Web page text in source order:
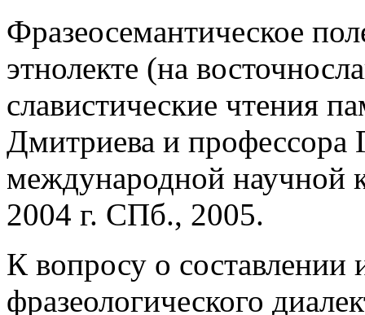
Фразеосемантическое
этнолекте (на
славистические чтения
Дмитриева и
международной научной
2004 г. СПб., 2005.
К вопросу о составлении
фразеологического